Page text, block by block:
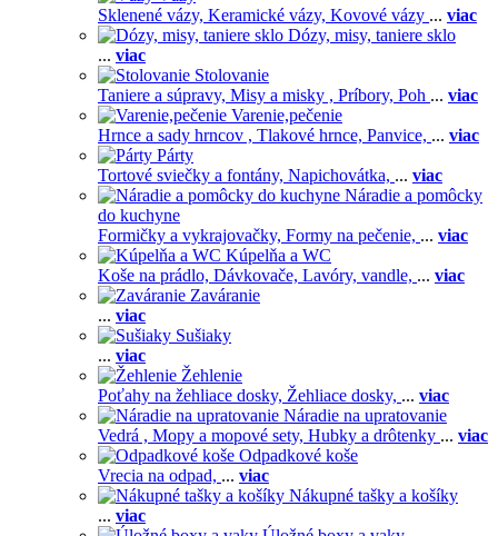
Sklenené vázy, Keramické vázy, Kovové vázy ... viac
Dózy, misy, taniere sklo
... viac
Stolovanie
Taniere a súpravy, Misy a misky , Príbory, Poh ... viac
Varenie,pečenie
Hrnce a sady hrncov , Tlakové hrnce, Panvice, ... viac
Párty
Tortové sviečky a fontány, Napichovátka, ... viac
Náradie a pomôcky
do kuchyne
Formičky a vykrajovačky, Formy na pečenie, ... viac
Kúpelňa a WC
Koše na prádlo, Dávkovače, Lavóry, vandle, ... viac
Zaváranie
... viac
Sušiaky
... viac
Žehlenie
Poťahy na žehliace dosky, Žehliace dosky, ... viac
Náradie na upratovanie
Vedrá , Mopy a mopové sety, Hubky a drôtenky ... viac
Odpadkové koše
Vrecia na odpad, ... viac
Nákupné tašky a košíky
... viac